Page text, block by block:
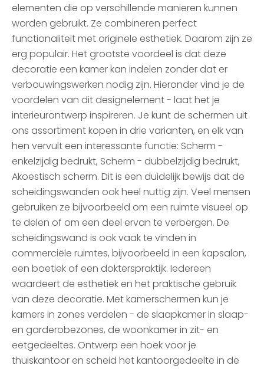
elementen die op verschillende manieren kunnen
worden gebruikt. Ze combineren perfect
functionaliteit met originele esthetiek. Daarom zijn ze
erg populair. Het grootste voordeel is dat deze
decoratie een kamer kan indelen zonder dat er
verbouwingswerken nodig zijn. Hieronder vind je de
voordelen van dit designelement - laat het je
interieurontwerp inspireren. Je kunt de schermen uit
ons assortiment kopen in drie varianten, en elk van
hen vervult een interessante functie: Scherm -
enkelzijdig bedrukt, Scherm - dubbelzijdig bedrukt,
Akoestisch scherm. Dit is een duidelijk bewijs dat de
scheidingswanden ook heel nuttig zijn. Veel mensen
gebruiken ze bijvoorbeeld om een ruimte visueel op
te delen of om een deel ervan te verbergen. De
scheidingswand is ook vaak te vinden in
commerciële ruimtes, bijvoorbeeld in een kapsalon,
een boetiek of een dokterspraktijk. Iedereen
waardeert de esthetiek en het praktische gebruik
van deze decoratie. Met kamerschermen kun je
kamers in zones verdelen - de slaapkamer in slaap-
en garderobezones, de woonkamer in zit- en
eetgedeeltes. Ontwerp een hoek voor je
thuiskantoor en scheid het kantoorgedeelte in de